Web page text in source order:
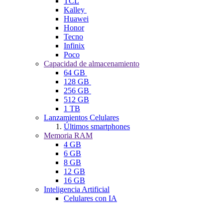
Kalley
Huawei
Honor
Tecno
Infinix
Poco
Capacidad de almacenamiento
64 GB
128 GB
256 GB
512 GB
1 TB
Lanzamientos Celulares
Últimos smartphones
Memoria RAM
4 GB
6 GB
8 GB
12 GB
16 GB
Inteligencia Artificial
Celulares con IA